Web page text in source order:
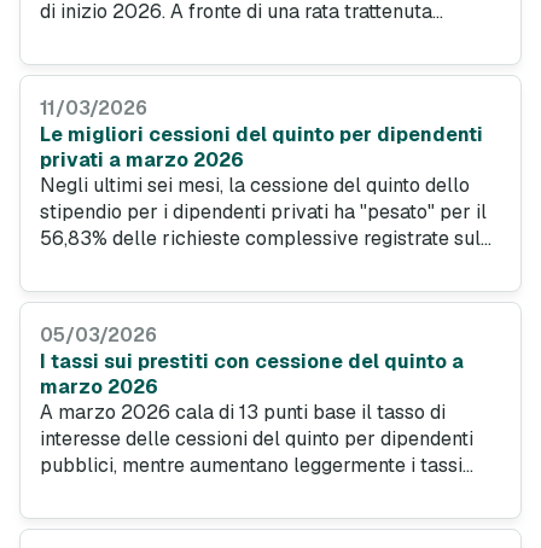
di inizio 2026. A fronte di una rata trattenuta
marzo 2026 offrono importi liquidi oltre 25.500
11/03/2026
Le migliori cessioni del quinto per dipendenti
privati a marzo 2026
Negli ultimi sei mesi, la cessione del quinto dello
stipendio per i dipendenti privati ha "pesato" per il
56,83% delle richieste complessive registrate sul
uno strumento accessibile per chi vuole accedere
stipendio da dipendente privato. Ecco le proposte
più interessanti per il mese di marzo 2026.
05/03/2026
I tassi sui prestiti con cessione del quinto a
marzo 2026
A marzo 2026 cala di 13 punti base il tasso di
interesse delle cessioni del quinto per dipendenti
pubblici, mentre aumentano leggermente i tassi
come orientarsi tra le offerte più convenienti del